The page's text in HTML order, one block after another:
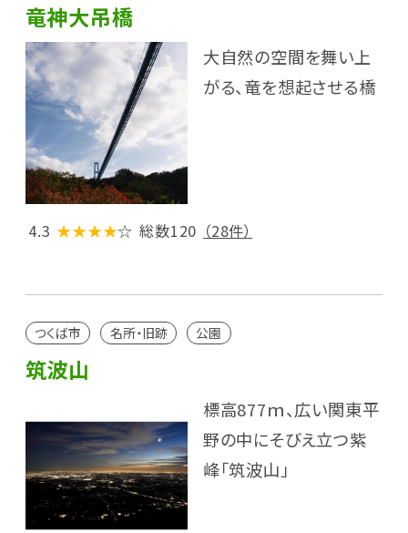
竜神大吊橋
大自然の空間を舞い上
がる、竜を想起させる橋
4.3 ★★★★☆ 総数120 （28件）
つくば市 名所・旧跡 公園
筑波山
標高877ｍ、広い関東平
野の中にそびえ立つ紫
峰「筑波山」